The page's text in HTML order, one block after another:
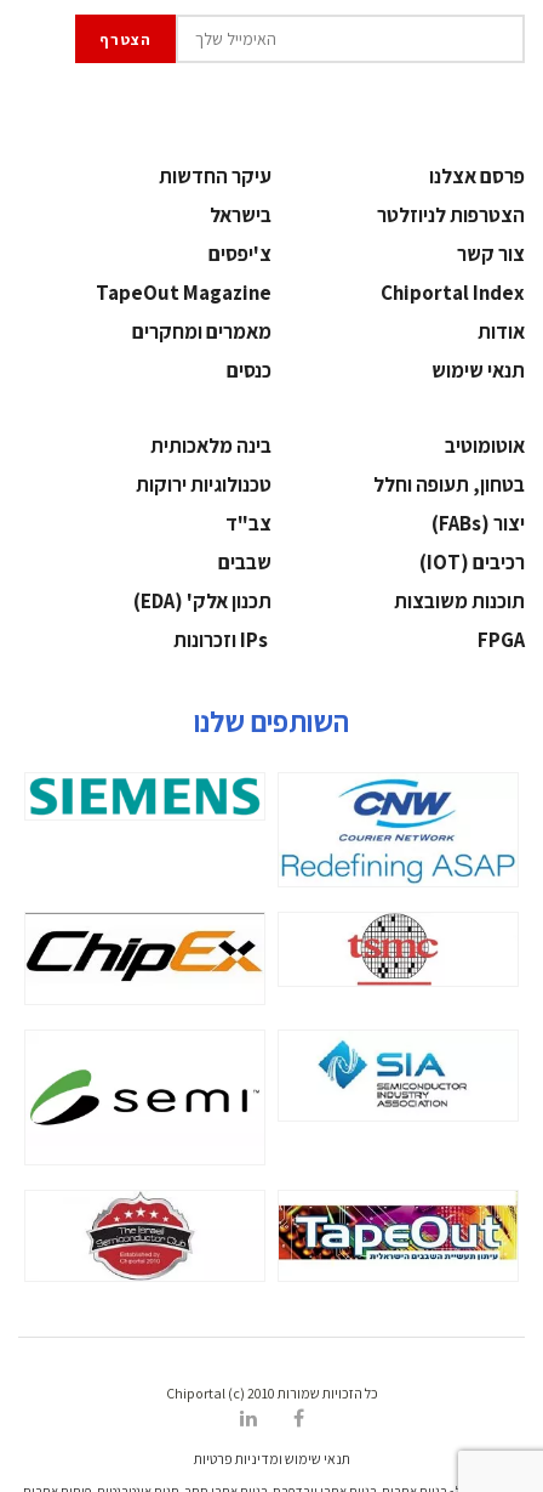
פרסם אצלנו
עיקר החדשות
הצטרפות לניוזלטר
בישראל
צור קשר
צ'יפסים
Chiportal Index
TapeOut Magazine
אודות
מאמרים ומחקרים
תנאי שימוש
כנסים
אוטומוטיב
בינה מלאכותית
בטחון, תעופה וחלל
‫טכנולוגיות ירוקות‬
‫יצור (‪(FABs‬‬
‫צב"ד‬
‫רכיבים‬ (IOT)
‫שבבים‬
‫תוכנות משובצות‬
‫תכנון אלק' (‪(EDA‬‬
‫‪FPGA‬‬
השותפים שלנו
כל הזכויות שמורות Chiportal (c) 2010
תנאי שימוש ומדיניות פרטיות